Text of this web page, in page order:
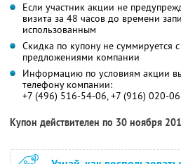
Если участник акции не
визита за 48 часов до времени
использованным
Скидка по купону не суммируется
предложениями компании
Информацию по условиям акции
телефону компании:
+7 (496) 516-54-06, +7 (916) 020-
Купон действителен по 30 ноября